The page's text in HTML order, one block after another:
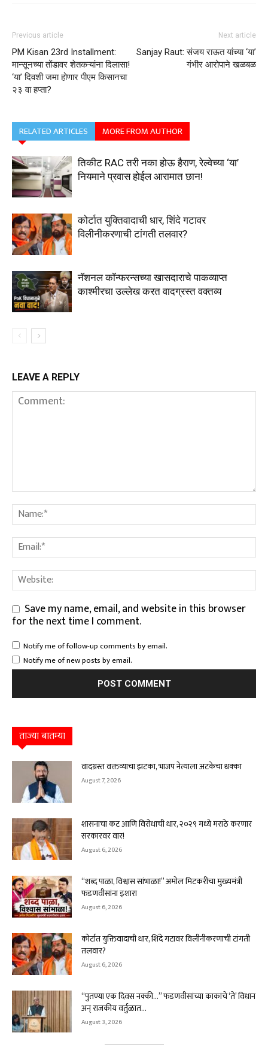
Previous article
PM Kisan 23rd Installment:
मान्सूनच्या तोंडावर शेतकऱ्यांना दिलासा!
‘या’ दिवशी जमा होणार पीएम किसानचा
२३ वा हप्ता?
Next article
Sanjay Raut: संजय राऊत यांच्या ‘या’
गंभीर आरोपाने खळबळ
RELATED ARTICLES MORE FROM AUTHOR
तिकीट RAC तरी नका होऊ हैराण, रेल्वेच्या ‘या’
नियमाने प्रवास होईल आरामात छान!
कोर्टात युक्तिवादाची धार, शिंदे गटावर
विलीनीकरणाची टांगती तलवार?
नॅशनल कॉन्फरन्सच्या खासदाराचे पाकव्याप्त
काश्मीरचा उल्लेख करत वादग्रस्त वक्तव्य
LEAVE A REPLY
Save my name, email, and website in this browser
for the next time I comment.
Notify me of follow-up comments by email.
Notify me of new posts by email.
ताज्या बातम्या
वादग्रस्त वक्तव्याचा झटका, भाजप नेत्याला अटकेचा धक्का
August 7, 2026
शासनाचा कट आणि विरोधाची धार, २०२९ मध्ये मराठे करणार
सरकारवर वार!
August 6, 2026
“शब्द पाळा, विश्वास सांभाळा!” अमोल मिटकरींचा मुख्यमंत्री
फडणवीसांना इशारा
August 6, 2026
कोर्टात युक्तिवादाची धार, शिंदे गटावर विलीनीकरणाची टांगती
तलवार?
August 6, 2026
“पुतण्या एक दिवस नक्की…” फडणवीसांच्या काकांचे ‘ते’ विधान
अन् राजकीय वर्तुळात...
August 3, 2026